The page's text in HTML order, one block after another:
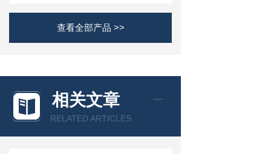
查看全部产品 >>
相关文章
RELATED ARTICLES